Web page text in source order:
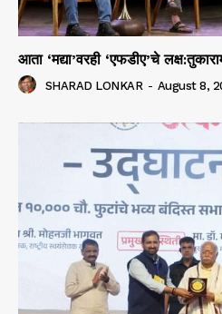
आता ‘मद्या’वरही ‘एफडीए’चे
SHARAD LONKAR - August 8,